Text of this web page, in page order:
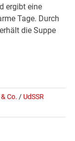
ergibt eine
Tage. Durch
die Suppe
Co. / UdSSR